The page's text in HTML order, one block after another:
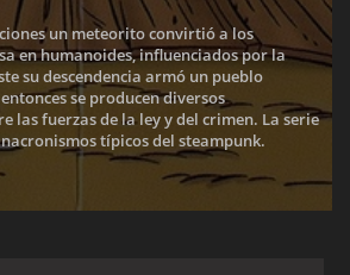
un meteorito convirtió a los
en humanoides, influenciados por la
su descendencia armó un pueblo
se producen diversos
las fuerzas de la ley y del crimen. La serie
típicos del steampunk.